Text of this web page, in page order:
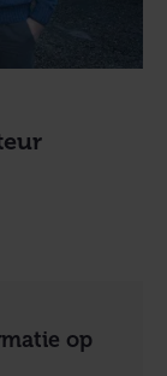
op